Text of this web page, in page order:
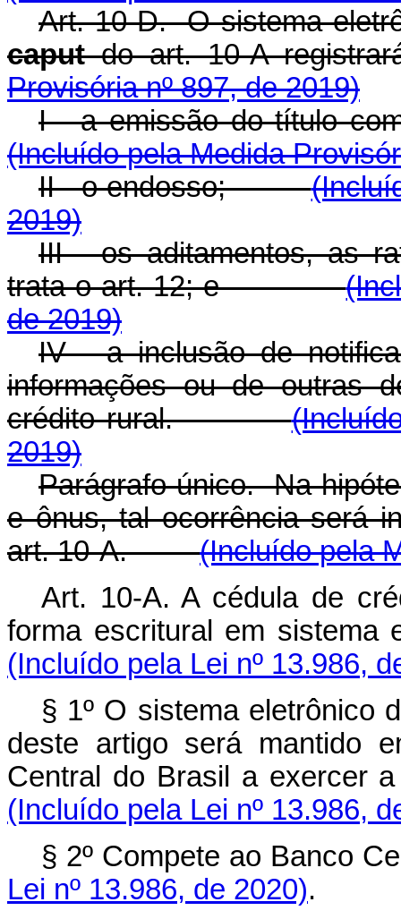
Art. 10-D. O sistema
caputdo art. 10-A
Provisória nº 897, de 2019)
I - a emissão do título
(Incluído pela Medida
II - o endosso;
2019)
III - os aditamentos, as
trata o art. 12; e
de 2019)
IV - a inclusão de
informações ou de outras
crédito rural.
2019)
Parágrafo único. Na
e ônus, tal ocorrência será
art. 10-A.(Incluído pela
Art. 10-A. A cédula de
forma escritural em sistema
(Incluído pela Lei nº 13.986,
§ 1º O sistema eletrônico
deste artigo será mantido
Central do Brasil a exercer
(Incluído pela Lei nº 13.986,
§ 2º Compete ao Banco
Lei nº 13.986, de 2020).